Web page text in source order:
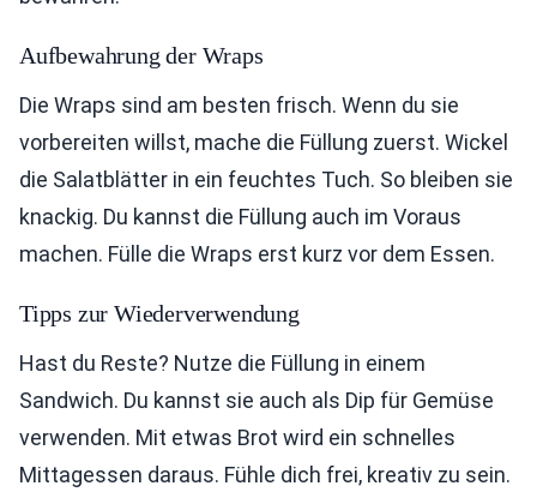
Aufbewahrung der Wraps
Die Wraps sind am besten frisch. Wenn du sie
vorbereiten willst, mache die Füllung zuerst. Wickel
die Salatblätter in ein feuchtes Tuch. So bleiben sie
knackig. Du kannst die Füllung auch im Voraus
machen. Fülle die Wraps erst kurz vor dem Essen.
Tipps zur Wiederverwendung
Hast du Reste? Nutze die Füllung in einem
Sandwich. Du kannst sie auch als Dip für Gemüse
verwenden. Mit etwas Brot wird ein schnelles
Mittagessen daraus. Fühle dich frei, kreativ zu sein.